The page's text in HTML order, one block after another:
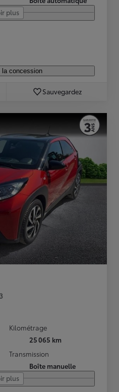
plus
la concession
Sauvegardez
Kilométrage
25 065 km
Transmission
Boîte manuelle
plus